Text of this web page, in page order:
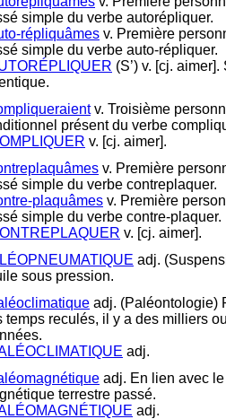
simple du verbe autorépliquer.
répliquâmes v. Première
simple du verbe auto-répliquer.
(S’) v. [cj.
v. Troisième
présent du verbe
v. [cj. aimer].
v. Première
simple du verbe contreplaquer.
plaquâmes v. Première
simple du verbe contre-plaquer.
v. [cj. aimer].
adj.
sous pression.
adj. (Paléontologie)
temps reculés, il y a des milliers
adj.
adj. En lien avec
terrestre passé.
adj.